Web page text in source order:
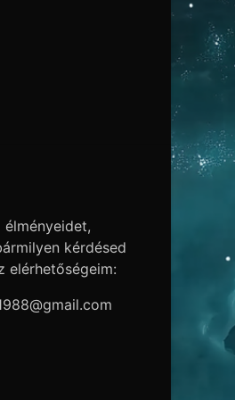
kérdésed
elérhetőségeim:
@gmail.com